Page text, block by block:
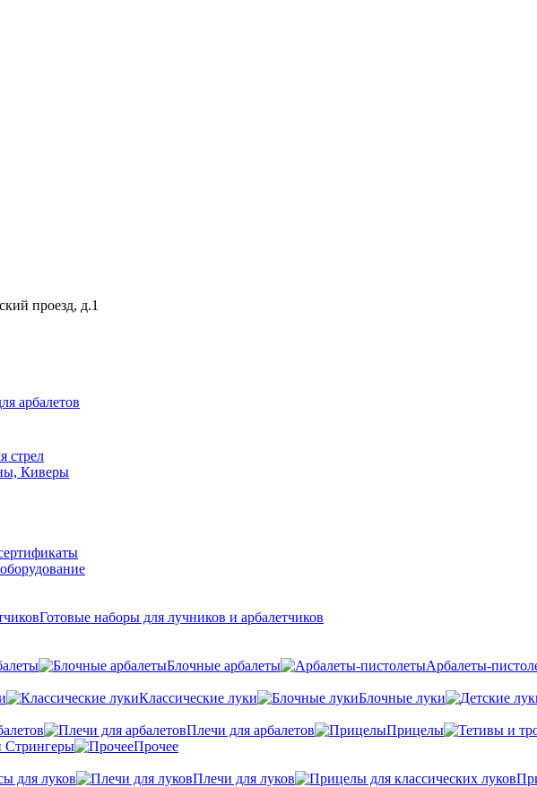
проезд, д.1
арбалетов
стрел
Киверы
Готовые наборы для лучников и арбалетчиков
Блочные арбалеты Арбалеты-
Классические луки Блочные луки
Плечи для арбалетов Прицелы
Стрингеры
Прочее
для луков
Плечи для луков